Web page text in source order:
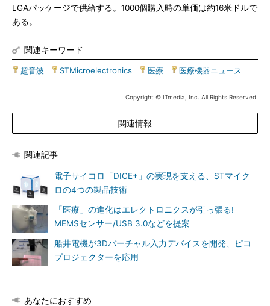
LGAパッケージで供給する。1000個購入時の単価は約16米ドルで
ある。
関連キーワード
超音波 STMicroelectronics 医療 医療機器ニュース
Copyright © ITmedia, Inc. All Rights Reserved.
関連情報
関連記事
電子サイコロ「DICE+」の実現を支える、STマイク
ロの4つの製品技術
「医療」の進化はエレクトロニクスが引っ張る!
MEMSセンサー/USB 3.0などを提案
船井電機が3Dバーチャル入力デバイスを開発、ピコ
プロジェクターを応用
あなたにおすすめ